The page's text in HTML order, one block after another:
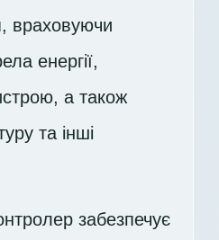
враховуючи
енергії,
а також
та інші
забезпечує